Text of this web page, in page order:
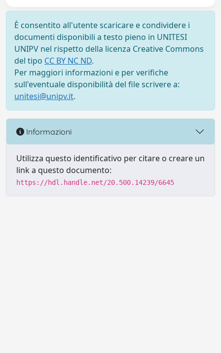
È consentito all'utente scaricare e condividere i
documenti disponibili a testo pieno in UNITESI
UNIPV nel rispetto della licenza Creative Commons
del tipo CC BY NC ND.
Per maggiori informazioni e per verifiche
sull'eventuale disponibilità del file scrivere a:
unitesi@unipv.it.
Informazioni
Utilizza questo identificativo per citare o creare un
link a questo documento:
https://hdl.handle.net/20.500.14239/6645